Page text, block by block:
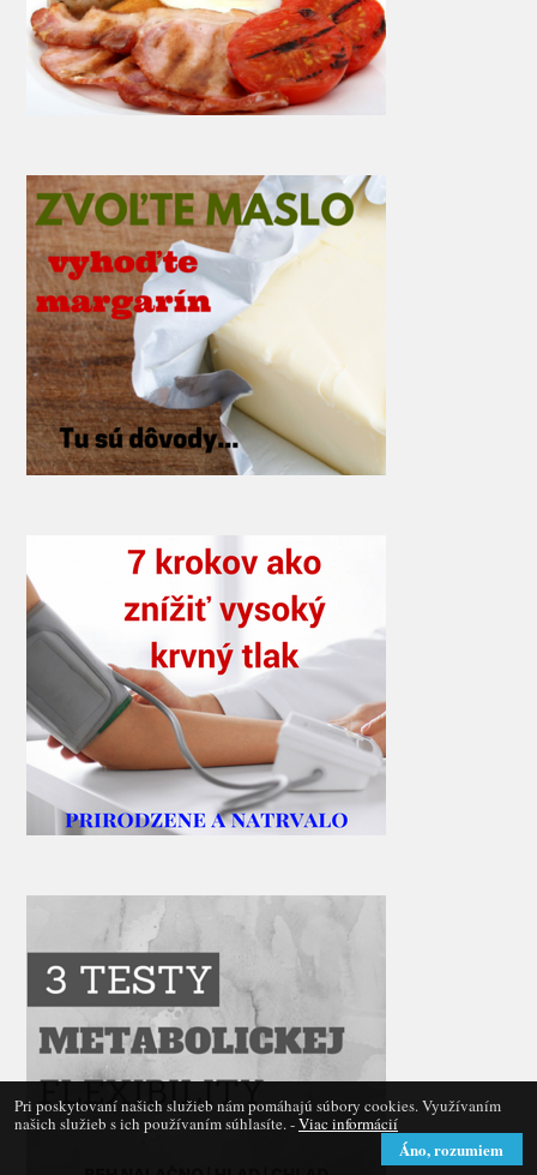
Pri poskytovaní našich služieb nám pomáhajú súbory cookies. Využívaním
našich služieb s ich používaním súhlasíte. -Viac informácií
Áno, rozumiem